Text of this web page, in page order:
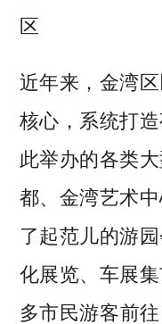
区
近年来，金湾
核心，系统打
此举办的各类
都、金湾艺术
了起范儿的游
化展览、车展
多市民游客前